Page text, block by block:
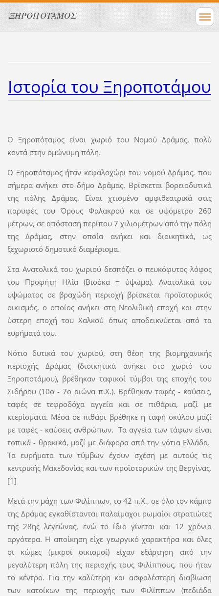
ΞΗΡΟΠΟΤΑΜΟΣ
Ιστορία του Ξηροποτάμου
Ο Ξηροπόταμος είναι χωριό του Νομού Δράμας, πολύ
κοντά στην ομώνυμη πόλη.
Ο Ξηροπόταμος ήταν κεφαλοχώρι του νομού Δράμας, που
σήμερα ανήκει στο δήμο Δράμας. Βρίσκεται βορειοδυτικά
της πόλης Δράμας. Είναι χτισμένο αμφιθεατρικά στις
παρυφές του Όρους Φαλακρού και σε υψόμετρο 260
μέτρων, σε απόσταση περίπου 7 χιλιομέτρων από την πόλη
της Δράμας, στην οποία ανήκει και διοικητικά, ως
ξεχωριστό δημοτικό διαμέρισμα.
Στα Ανατολικά του χωριού δεσπόζει ο πευκόφυτος λόφος
του Προφήτη Ηλία (Βισόκα = ύψωμα). Ανατολικά του
υψώματος σε βραχώδη περιοχή βρίσκεται προϊστορικός
οικισμός, ο οποίος ανήκει στη Νεολιθική εποχή και στην
ύστερη εποχή του Χαλκού όπως αποδεικνύεται από τα
ευρήματά του.
Νότιο δυτικά του χωριού, στη θέση της βιομηχανικής
περιοχής Δράμας (διοικητικά ανήκει στο χωριό του
Ξηροποτάμου), βρέθηκαν ταφικοί τύμβοι της εποχής του
Σιδήρου (10ο - 7ο αιώνα π.Χ.). Βρέθηκαν ταφές - καύσεις,
ταφές σε τεφροδόχα αγγεία και σε πιθάρια, μαζί με
κτερίσματα. Μέσα σε πιθάρι βρέθηκε η ταφή σκύλου μαζί
με ταφές - καύσεις ανθρώπων. Τα αγγεία των τάφων είναι
τοπικά - θρακικά, μαζί με διάφορα από την νότια Ελλάδα.
Τα ευρήματα των τύμβων έχουν σχέση με αυτούς τις
κεντρικής Μακεδονίας και των προϊστορικών της Βεργίνας.
[1]
Μετά την μάχη των Φιλίππων, το 42 π.Χ., σε όλο τον κάμπο
της Δράμας εγκαθίστανται παλαίμαχοι ρωμαίοι στρατιώτες
της 28ης λεγεώνας, ενώ το ίδιο γίνεται και 12 χρόνια
αργότερα. Η αποίκηση είχε γεωργικό χαρακτήρα και όλες
οι κώμες (μικροί οικισμοί) είχαν εξάρτηση από την
μεγαλύτερη πόλη της περιοχής τους Φιλίππους, που ήταν
το κέντρο. Για την καλύτερη και ασφαλέστερη διαβίωση
των κατοίκων της περιοχής των Φιλίππων (πεδιάδα